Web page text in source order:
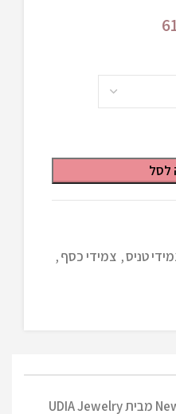
לסל
טניס, צמידי כסף,